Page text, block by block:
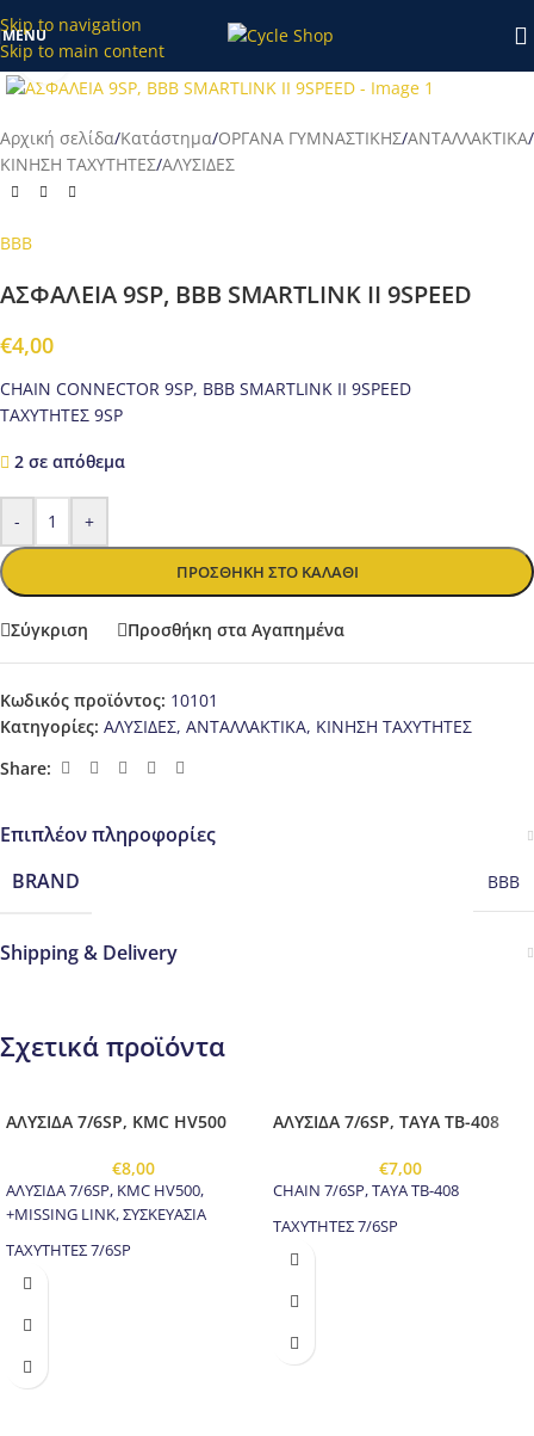
Skip to navigation
Skip to main content
κατάστημα το διάστημα 20/7-27/7 θα επεξεργαστούν απο εμάς
μετά τις 28/7!
MENU
Προβολή
Αρχική σελίδα/Κατάστημα/ΟΡΓΑΝΑ ΓΥΜΝΑΣΤΙΚΗΣ/ΑΝΤΑΛΛΑΚΤΙΚΑ/
ΚΙΝΗΣΗ ΤΑΧΥΤΗΤΕΣ/ΑΛΥΣΙΔΕΣ
BBB
ΑΣΦΑΛΕΙΑ 9SP, BBB SMARTLINK II 9SPEED
€4,00
CHAIN CONNECTOR 9SP, BBB SMARTLINK II 9SPEED
ΤΑΧΥΤΗΤΕΣ 9SP
2 σε απόθεμα
- +
ΠΡΟΣΘΉΚΗ ΣΤΟ ΚΑΛΆΘΙ
Σύγκριση Προσθήκη στα Αγαπημένα
Κωδικός προϊόντος: 10101
Κατηγορίες: ΑΛΥΣΙΔΕΣ, ΑΝΤΑΛΛΑΚΤΙΚΑ, ΚΙΝΗΣΗ ΤΑΧΥΤΗΤΕΣ
Share:
Επιπλέον πληροφορίες
BRAND
BBB
Shipping & Delivery
Σχετικά προϊόντα
ΑΛΥΣΙΔΑ 7/6SP, KMC HV500
€8,00
ΑΛΥΣΙΔΑ 7/6SP, KMC HV500,
+MISSING LINK, ΣΥΣΚΕΥΑΣΙΑ
ΤΑΧΥΤΗΤΕΣ 7/6SP
ΑΛΥΣΙΔΑ 7/6SP, TAYA TB-408
€7,00
CHAIN 7/6SP, TAYA TB-408
ΤΑΧΥΤΗΤΕΣ 7/6SP